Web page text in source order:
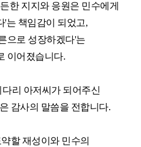
한 지지와 응원은 민수에게
'는 책임감이 되었고,
으로 성장하겠다'는
이어졌습니다.
다리 아저씨가 되어주신
감사의 말씀을 전합니다.
할 재성이와 민수의